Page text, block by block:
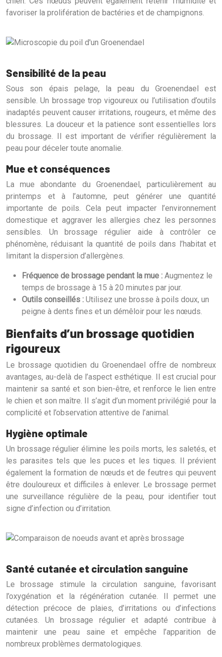
favoriser la prolifération de bactéries et de champignons.
Sensibilité de la peau
Sous son épais pelage, la peau du Groenendael est
sensible. Un brossage trop vigoureux ou l’utilisation d’outils
inadaptés peuvent causer irritations, rougeurs, et même des
blessures. La douceur et la patience sont essentielles lors
du brossage. Il est important de vérifier régulièrement la
peau pour déceler toute anomalie.
Mue et conséquences
La mue abondante du Groenendael, particulièrement au
printemps et à l’automne, peut générer une quantité
importante de poils. Cela peut impacter l’environnement
domestique et aggraver les allergies chez les personnes
sensibles. Un brossage régulier aide à contrôler ce
phénomène, réduisant la quantité de poils dans l’habitat et
limitant la dispersion d’allergènes.
Fréquence de brossage pendant la mue : Augmentez le
temps de brossage à 15 à 20 minutes par jour.
Outils conseillés : Utilisez une brosse à poils doux, un
peigne à dents fines et un démêloir pour les nœuds.
Bienfaits d’un brossage quotidien
rigoureux
Le brossage quotidien du Groenendael offre de nombreux
avantages, au-delà de l’aspect esthétique. Il est crucial pour
maintenir sa santé et son bien-être, et renforce le lien entre
le chien et son maître. Il s’agit d’un moment privilégié pour la
complicité et l’observation attentive de l’animal.
Hygiène optimale
Un brossage régulier élimine les poils morts, les saletés, et
les parasites tels que les puces et les tiques. Il prévient
également la formation de nœuds et de feutres qui peuvent
être douloureux et difficiles à enlever. Le brossage permet
une surveillance régulière de la peau, pour identifier tout
signe d’infection ou d’irritation.
Santé cutanée et circulation sanguine
Le brossage stimule la circulation sanguine, favorisant
l’oxygénation et la régénération cutanée. Il permet une
détection précoce de plaies, d’irritations ou d’infections
cutanées. Un brossage régulier et adapté contribue à
maintenir une peau saine et empêche l’apparition de
nombreux problèmes dermatologiques.